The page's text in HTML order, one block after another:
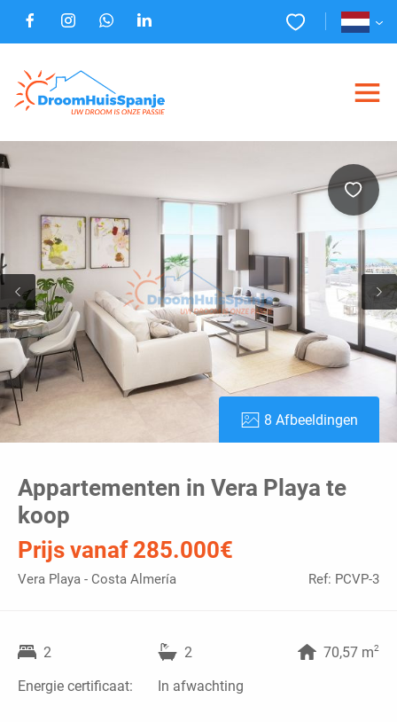
8 Afbeeldingen
Appartementen in Vera Playa te
koop
Prijs vanaf 285.000€
Vera Playa - Costa Almería Ref: PCVP-3
2 2 70,57 m2
Energie certificaat: In afwachting